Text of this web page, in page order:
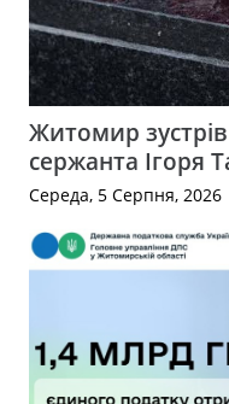
Житомир
сержанта Ігоря
Середа, 5 Серпня, 2026